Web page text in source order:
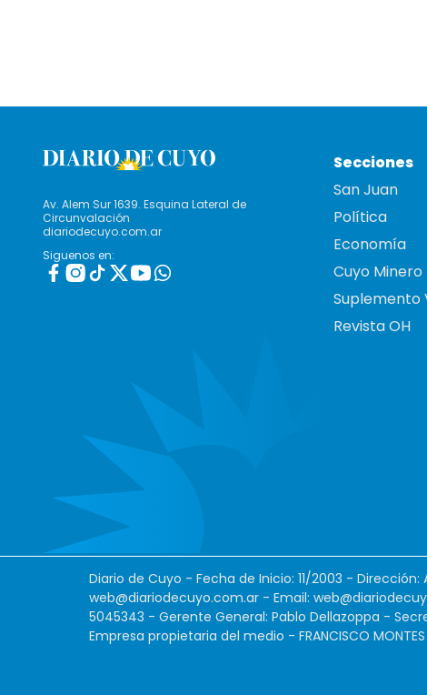
Av. Alem Sur 1639. Esquina Lateral de
Circunvalación
diariodecuyo.com.ar
Siguenos en:
Secciones
San Juan
Política
Economía
Cuyo Minero
Suplemento
Revista OH
Diario de Cuyo - Fecha de Inicio: 11/2003 -
web@diariodecuyo.com.ar - Email:
5045343 - Gerente General: Pablo Dellazoppa -
Empresa propietaria del medio - FRANCISCO MONTES